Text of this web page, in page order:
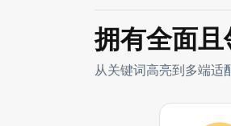
拥有全面
从关键词高亮到多端适